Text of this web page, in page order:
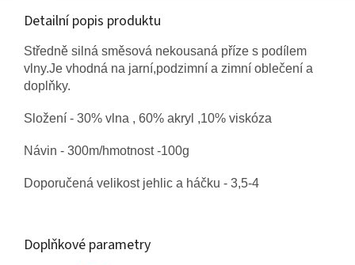
Detailní popis produktu
Středně silná směsová nekousaná příze s podílem
vlny.Je vhodná na jarní,podzimní a zimní oblečení a
doplňky.
Složení - 30% vlna , 60% akryl ,10% viskóza
Návin - 300m/hmotnost -100g
Doporučená velikost jehlic a háčku - 3,5-4
Doplňkové parametry